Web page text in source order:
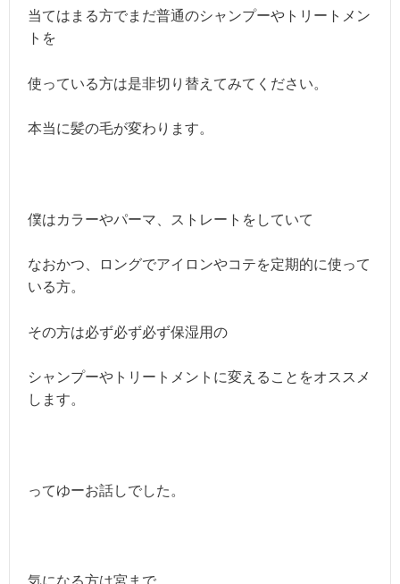
当てはまる方でまだ普通のシャンプーやトリートメン
トを
使っている方は是非切り替えてみてください。
本当に髪の毛が変わります。
僕はカラーやパーマ、ストレートをしていて
なおかつ、ロングでアイロンやコテを定期的に使って
いる方。
その方は必ず必ず必ず保湿用の
シャンプーやトリートメントに変えることをオススメ
します。
ってゆーお話しでした。
気になる方は宮まで。